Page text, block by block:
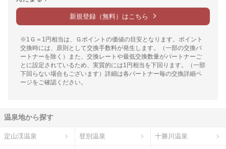
新規登録（無料）はこちら
※1Ｇ＝1円相当は、Ｇポイントの価値の目安となります。ポイント
交換時には、原則として交換手数料が発生します。（一部の交換パ
ートナーを除く）また、交換レートや最低交換数量がパートナーご
とに設定されているため、実質的には1円相当を下回ります。（一部
下回らない場合もございます）詳細は各パートナー毎の交換詳細ペ
ージをご確認ください。
温泉地から探す
定山渓温泉 登別温泉 十勝川温泉